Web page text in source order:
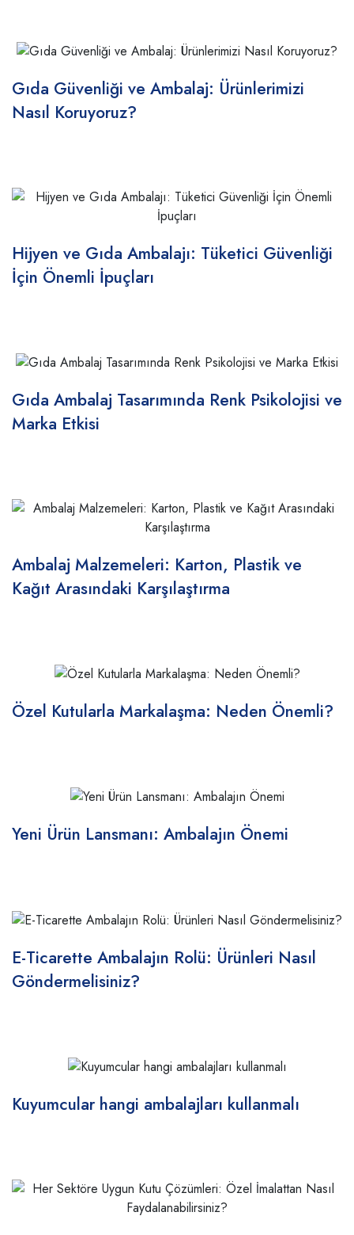
Gıda Güvenliği ve Ambalaj: Ürünlerimizi
Nasıl Koruyoruz?
Hijyen ve Gıda Ambalajı: Tüketici Güvenliği
İçin Önemli İpuçları
Gıda Ambalaj Tasarımında Renk Psikolojisi ve
Marka Etkisi
Ambalaj Malzemeleri: Karton, Plastik ve
Kağıt Arasındaki Karşılaştırma
Özel Kutularla Markalaşma: Neden Önemli?
Yeni Ürün Lansmanı: Ambalajın Önemi
E-Ticarette Ambalajın Rolü: Ürünleri Nasıl
Göndermelisiniz?
Kuyumcular hangi ambalajları kullanmalı